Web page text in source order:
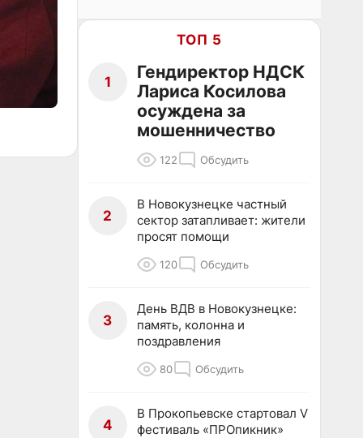
ТОП 5
1
Гендиректор НДСК
Лариса Косилова
осуждена за
мошенничество
122 Обсудить
2
В Новокузнецке частный
сектор затапливает: жители
просят помощи
120 Обсудить
3
День ВДВ в Новокузнецке:
память, колонна и
поздравления
80 Обсудить
4
В Прокопьевске стартовал V
фестиваль «ПРОпикник»